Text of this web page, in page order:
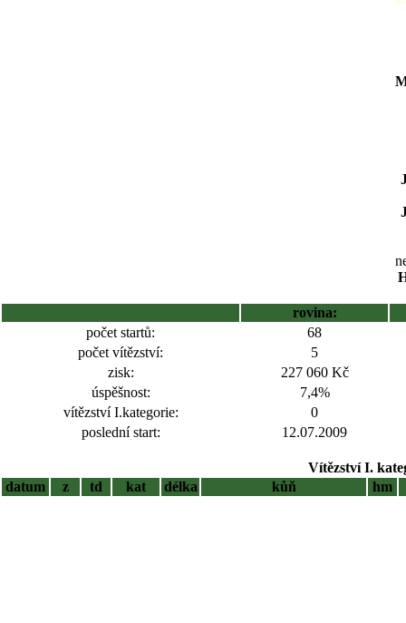
rovina:
počet startů:
68
počet vítězství:
5
zisk:
227 060 Kč
úspěšnost:
7,4%
vítězství I.kategorie:
0
poslední start:
12.07.2009
Vítězství I.
datum
z td kat délka kůň hm